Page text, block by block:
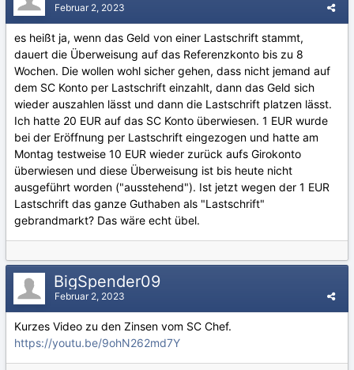
Februar 2, 2023
es heißt ja, wenn das Geld von einer Lastschrift stammt,
dauert die Überweisung auf das Referenzkonto bis zu 8
Wochen. Die wollen wohl sicher gehen, dass nicht jemand auf
dem SC Konto per Lastschrift einzahlt, dann das Geld sich
wieder auszahlen lässt und dann die Lastschrift platzen lässt.
Ich hatte 20 EUR auf das SC Konto überwiesen. 1 EUR wurde
bei der Eröffnung per Lastschrift eingezogen und hatte am
Montag testweise 10 EUR wieder zurück aufs Girokonto
überwiesen und diese Überweisung ist bis heute nicht
ausgeführt worden ("ausstehend"). Ist jetzt wegen der 1 EUR
Lastschrift das ganze Guthaben als "Lastschrift"
gebrandmarkt? Das wäre echt übel.
BigSpender09
Februar 2, 2023
Kurzes Video zu den Zinsen vom SC Chef.
https://youtu.be/9ohN262md7Y